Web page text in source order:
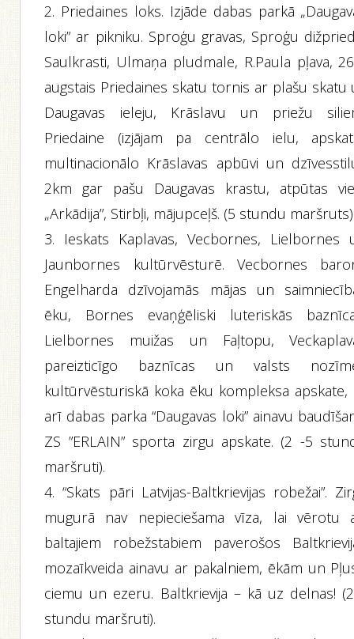
2. Priedaines loks. Izjāde dabas parkā
loki” ar pikniku. Sproģu gravas, Sproģu
Saulkrasti, Ulmaņa pludmale, R.Paula pļava,
augstais Priedaines skatu tornis ar plašu skatu
Daugavas ieleju, Krāslavu un priežu
Priedaine (izjājam pa centrālo ielu,
multinacionālo Krāslavas apbūvi un
2km gar pašu Daugavas krastu, atpūtas
„Arkādija”, Stirbļi, mājupceļš. (5 stundu
3. Ieskats Kaplavas, Vecbornes, Lielbornes
Jaunbornes kultūrvēsturē. Vecbornes
Engelharda dzīvojamās mājas un
ēku, Bornes evaņģēliski luteriskās
Lielbornes muižas un Faļtopu,
pareizticīgo baznīcas un valsts
kultūrvēsturiskā koka ēku kompleksa apskate,
arī dabas parka “Daugavas loki” ainavu
ZS ”ERLAIN” sporta zirgu apskate. (2 -5
maršruti).
4. “Skats pāri Latvijas-Baltkrievijas robežai”.
mugurā nav nepieciešama vīza, lai vērotu
baltajiem robežstabiem paverošos
mozaīkveida ainavu ar pakalniem, ēkām un
ciemu un ezeru. Baltkrievija – kā uz delnas!
stundu maršruti).